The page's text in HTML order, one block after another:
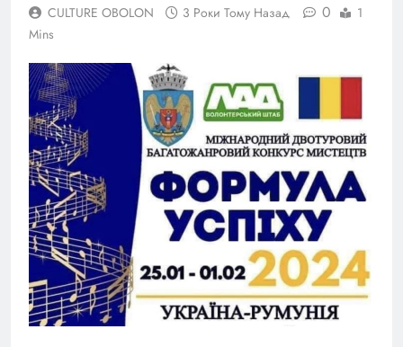
CULTURE OBOLON 3 Роки Тому Назад 0
1
Mins